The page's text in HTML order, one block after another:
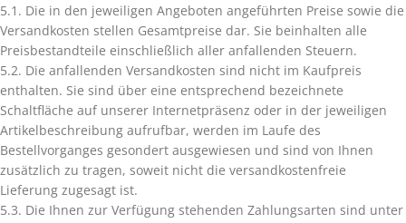
5.1. Die in den jeweiligen Angeboten angeführten Preise sowie die
Versandkosten stellen Gesamtpreise dar. Sie beinhalten alle
Preisbestandteile einschließlich aller anfallenden Steuern.
5.2. Die anfallenden Versandkosten sind nicht im Kaufpreis
enthalten. Sie sind über eine entsprechend bezeichnete
Schaltfläche auf unserer Internetpräsenz oder in der jeweiligen
Artikelbeschreibung aufrufbar, werden im Laufe des
Bestellvorganges gesondert ausgewiesen und sind von Ihnen
zusätzlich zu tragen, soweit nicht die versandkostenfreie
Lieferung zugesagt ist.
5.3. Die Ihnen zur Verfügung stehenden Zahlungsarten sind unter